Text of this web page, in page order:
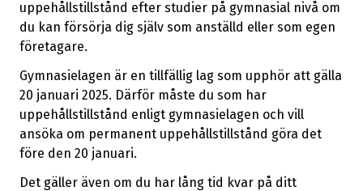
uppehållstillstånd efter studier på gymnasial nivå om
du kan försörja dig själv som anställd eller som egen
företagare.
Gymnasielagen är en tillfällig lag som upphör att gälla
20 januari 2025. Därför måste du som har
uppehållstillstånd enligt gymnasielagen och vill
ansöka om permanent uppehållstillstånd göra det
före den 20 januari.
Det gäller även om du har lång tid kvar på ditt